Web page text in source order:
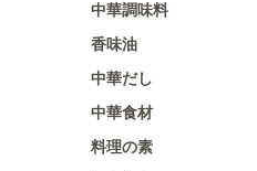
中華調味料
香味油
中華だし
中華食材
料理の素